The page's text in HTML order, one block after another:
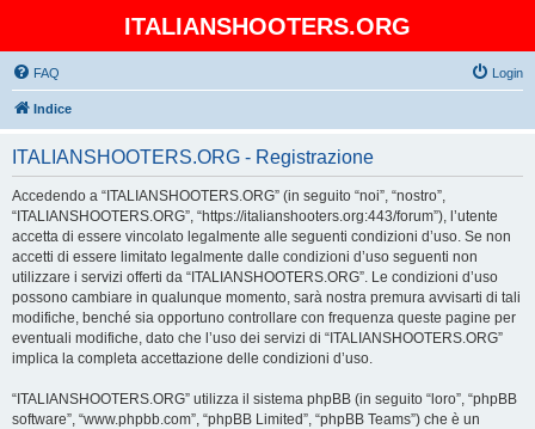
ITALIANSHOOTERS.ORG
FAQ Login
Indice
ITALIANSHOOTERS.ORG - Registrazione
Accedendo a “ITALIANSHOOTERS.ORG” (in seguito “noi”, “nostro”,
“ITALIANSHOOTERS.ORG”, “https://italianshooters.org:443/forum”), l’utente
accetta di essere vincolato legalmente alle seguenti condizioni d’uso. Se non
accetti di essere limitato legalmente dalle condizioni d’uso seguenti non
utilizzare i servizi offerti da “ITALIANSHOOTERS.ORG”. Le condizioni d’uso
possono cambiare in qualunque momento, sarà nostra premura avvisarti di tali
modifiche, benché sia opportuno controllare con frequenza queste pagine per
eventuali modifiche, dato che l’uso dei servizi di “ITALIANSHOOTERS.ORG”
implica la completa accettazione delle condizioni d’uso.
“ITALIANSHOOTERS.ORG” utilizza il sistema phpBB (in seguito “loro”, “phpBB
software”, “www.phpbb.com”, “phpBB Limited”, “phpBB Teams”) che è un